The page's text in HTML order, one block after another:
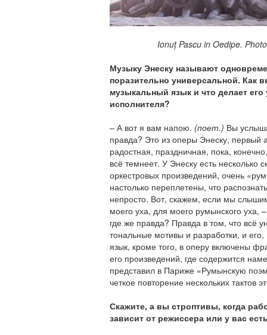
Ionuț Pascu in Oedipe. Photo
Музыку Энеску называют
поразительно универсальной. Как
музыкальный язык и что делает
исполнителя?
– А вот я вам напою. (поет.) Вы
правда? Это из оперы Энеску, первый
радостная, праздничная, пока,
всё темнеет. У Энеску есть несколько
оркестровых произведений, очень
настолько переплетены, что
непросто. Вот, скажем, если мы
моего уха, для моего румынского уха,
где же правда? Правда в том, что всё
тональные мотивы и разработки, и
язык, кроме того, в оперу включены
его произведений, где содержится
представил в Париже «Румынскую
четкое повторение нескольких тактов
Скажите, а вы строптивы, когда
зависит от режиссера или у вас